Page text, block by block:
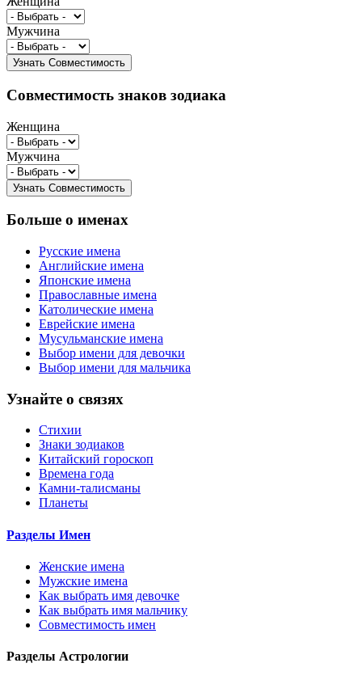
Мужчина
Совместимость знаков зодиака
Женщина
Мужчина
Больше о именах
Русские имена
Английские имена
Японские имена
Православные имена
Католические имена
Еврейские имена
Мусульманские имена
Выбор имени для девочки
Выбор имени для мальчика
Узнайте о связях
Стихии
Знаки зодиаков
Китайский гороскоп
Времена года
Камни-талисманы
Планеты
Разделы Имен
Женские имена
Мужские имена
Как выбрать имя девочке
Как выбрать имя мальчику
Совместимость имен
Разделы Астрологии